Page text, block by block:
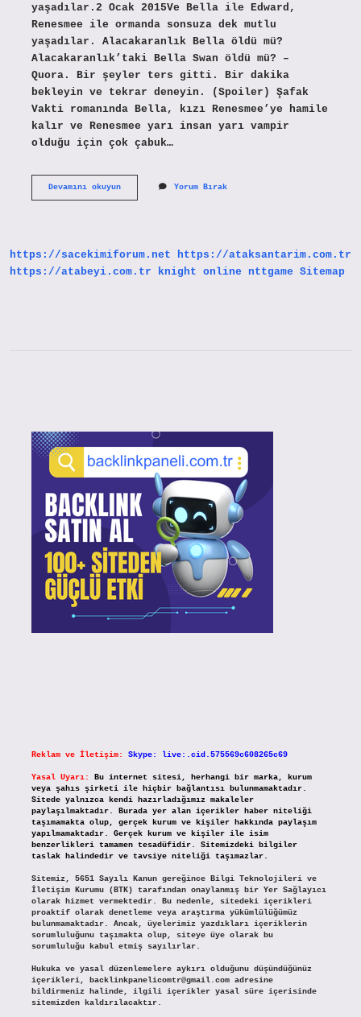
yaşadılar.2 Ocak 2015Ve Bella ile Edward,
Renesmee ile ormanda sonsuza dek mutlu
yaşadılar. Alacakaranlık Bella öldü mü?
Alacakaranlık’taki Bella Swan öldü mü? –
Quora. Bir şeyler ters gitti. Bir dakika
bekleyin ve tekrar deneyin. (Spoiler) Şafak
Vakti romanında Bella, kızı Renesmee’ye hamile
kalır ve Renesmee yarı insan yarı vampir
olduğu için çok çabuk…
Devamını okuyunAlacakaranlıkYorum Bırak
https://sacekimiforum.net
https://ataksantarim.com.tr
https://atabeyi.com.tr
knight online nttgame Sitemap
Reklam ve İletişim: Skype: live:.cid.575569c608265c69
Yasal Uyarı:
Bu internet sitesi, herhangi bir marka, kurum
veya şahıs şirketi ile hiçbir bağlantısı bulunmamaktadır.
Sitede yalnızca kendi hazırladığımız makaleler
paylaşılmaktadır. Burada yer alan içerikler haber niteliği
taşımamakta olup, gerçek kurum ve kişiler hakkında paylaşım
yapılmamaktadır. Gerçek kurum ve kişiler ile isim
benzerlikleri tamamen tesadüfidir. Sitemizdeki bilgiler
taslak halindedir ve tavsiye niteliği taşımazlar.
Sitemiz, 5651 Sayılı Kanun gereğince Bilgi Teknolojileri ve
İletişim Kurumu (BTK) tarafından onaylanmış bir Yer Sağlayıcı
olarak hizmet vermektedir. Bu nedenle, sitedeki içerikleri
proaktif olarak denetleme veya araştırma yükümlülüğümüz
bulunmamaktadır. Ancak, üyelerimiz yazdıkları içeriklerin
sorumluluğunu taşımakta olup, siteye üye olarak bu
sorumluluğu kabul etmiş sayılırlar.
Hukuka ve yasal düzenlemelere aykırı olduğunu düşündüğünüz
içerikleri,
backlinkpanelicomtr@gmail.comadresine
bildirmeniz halinde, ilgili içerikler yasal süre içerisinde
sitemizden kaldırılacaktır.